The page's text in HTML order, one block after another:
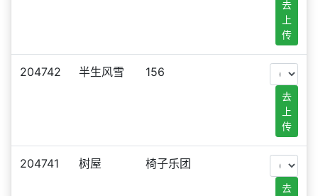
去
上
传
204742 半生风雪 156
去
上
传
204741 树屋 椅子乐团
去